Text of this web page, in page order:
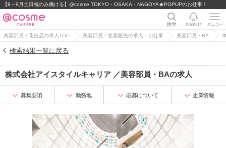
【8～9月土日祝のみ働ける】@cosme TOKYO・OSAKA・NAGOYA★POPUPのお仕事！
美容部員・化粧品の求人TOP 美容部員・接客販売の求人・お仕事 美容部員・BA
検索結果一覧に戻る
株式会社アイスタイルキャリア ／美容部員・BAの求人
募集要項 勤務地 応募について 企業情報